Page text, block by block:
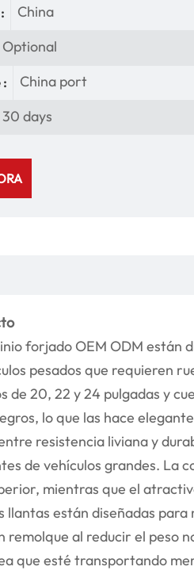
China
Optional
: China port
30 days
forjado OEM ODM están
pesados que requieren
de 20, 22 y 24 pulgadas y
lo que las hace
resistencia liviana y
de vehículos grandes. La
mientras que el
llantas están diseñadas
remolque al reducir el peso
que esté transportando